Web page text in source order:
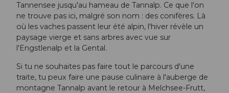
Tannensee jusqu'au hameau de Tannalp. Ce que l'on
ne trouve pas ici, malgré son nom : des conifères. Là
où les vaches passent leur été alpin, l'hiver révèle un
paysage vierge et sans arbres avec vue sur
l'Engstlenalp et la Gental.
Si tu ne souhaites pas faire tout le parcours d'une
traite, tu peux faire une pause culinaire à l'auberge de
montagne Tannalp avant le retour à Melchsee-Frutt,